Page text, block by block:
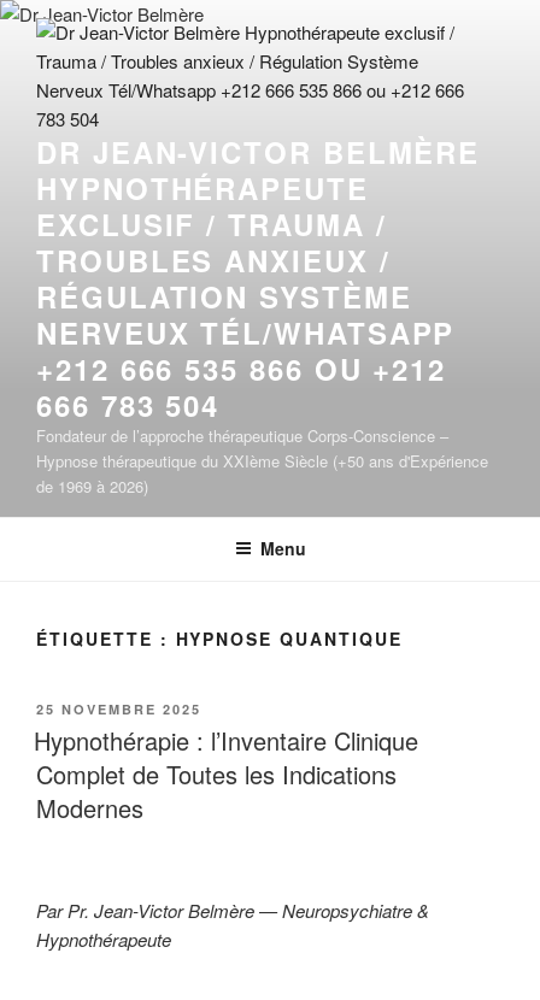
Aller
contenu
principal
DR JEAN-VICTOR BELMÈRE
HYPNOTHÉRAPEUTE
EXCLUSIF / TRAUMA /
TROUBLES ANXIEUX /
RÉGULATION SYSTÈME
NERVEUX TÉL/WHATSAPP
+212 666 535 866 OU +212
666 783 504
Fondateur de l’approche thérapeutique Corps-Conscience –
Hypnose thérapeutique du XXIème Siècle (+50 ans d'Expérience
de 1969 à 2026)
Menu
ÉTIQUETTE : HYPNOSE QUANTIQUE
PUBLIÉ
LE
25 NOVEMBRE 2025
Hypnothérapie : l’Inventaire Clinique
Complet de Toutes les Indications
Modernes
Par Pr. Jean-Victor Belmère — Neuropsychiatre &
Hypnothérapeute